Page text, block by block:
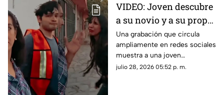
VIDEO: Joven descubre
a su novio y a su propia
madre saliendo de
hotel
Una grabación que circula
ampliamente en redes sociales
muestra a una joven
enfrentando a su pareja y a su
julio 28, 2026 05:52 p. m.